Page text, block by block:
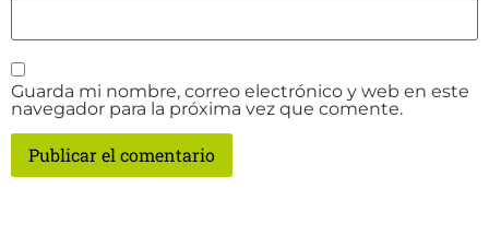
Guarda mi nombre, correo electrónico y web en este
navegador para la próxima vez que comente.